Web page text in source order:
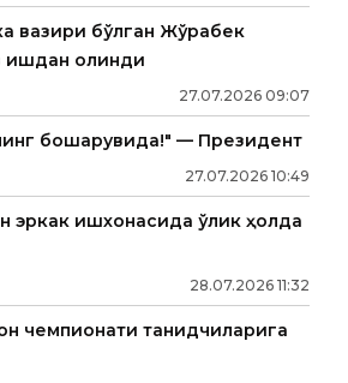
вазири бўлган Жўрабек
ишдан олинди
27.07.2026 09:07
бошқарувида!" — Президент
27.07.2026 10:49
эркак ишхонасида ўлик ҳолда
28.07.2026 11:32
чемпионати танқидчиларига